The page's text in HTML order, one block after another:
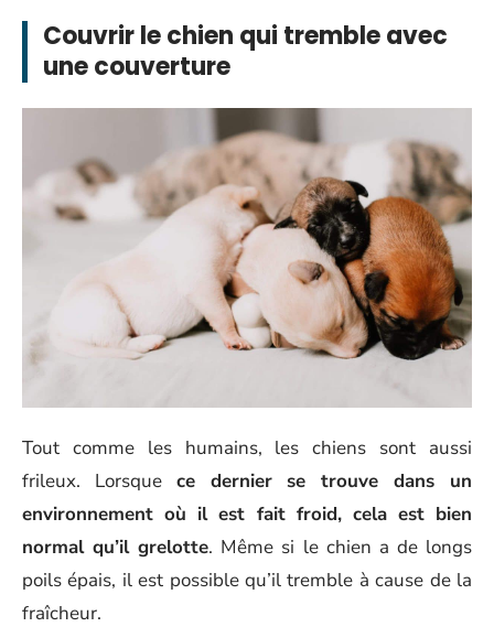
Couvrir le chien qui tremble avec
une couverture
Tout comme les humains, les chiens sont aussi
frileux. Lorsque ce dernier se trouve dans un
environnement où il est fait froid, cela est bien
normal qu’il grelotte. Même si le chien a de longs
poils épais, il est possible qu’il tremble à cause de la
fraîcheur.